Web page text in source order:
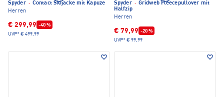
Spyder · Contact Skijacke mit Kapuze
Herren
€ 299,99 -40 %
UVP* € 499,99
Spyder · Gridweb Fleecepullover mit
Halfzip
Herren
€ 79,99 -20 %
UVP* € 99,99